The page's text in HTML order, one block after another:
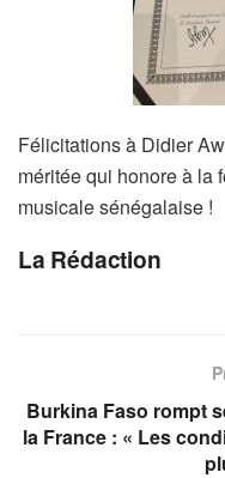
Félicitations à Didier
méritée qui honore à la
musicale sénégalaise !
La Rédaction
Burkina Faso rompt
la France : « Les